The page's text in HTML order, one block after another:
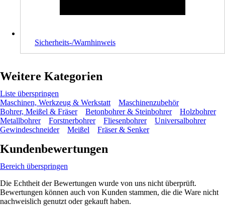
Sicherheits-/Warnhinweis
Weitere Kategorien
Liste überspringen
Maschinen, Werkzeug & Werkstatt
Maschinenzubehör
Bohrer, Meißel & Fräser
Betonbohrer & Steinbohrer
Holzbohrer
Metallbohrer
Forstnerbohrer Fliesenbohrer
Universalbohrer
Gewindeschneider
Meißel Fräser & Senker
Kundenbewertungen
Bereich überspringen
Die Echtheit der Bewertungen wurde von uns nicht überprüft.
Bewertungen können auch von Kunden stammen, die die Ware nicht
nachweislich genutzt oder gekauft haben.